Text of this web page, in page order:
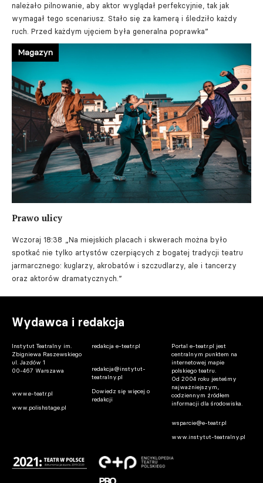
należało pilnowanie, aby aktor wyglądał perfekcyjnie, tak jak
wymagał tego scenariusz. Stało się za kamerą i śledziło każdy
ruch. Przed każdym ujęciem była generalna poprawka”
Prawo ulicy
Wczoraj 18:38
„Na miejskich placach i skwerach można było
spotkać nie tylko artystów czerpiących z bogatej tradycji teatru
jarmarcznego: kuglarzy, akrobatów i szczudlarzy, ale i tancerzy
oraz aktorów dramatycznych.”
Magazyn
Wydawca i redakcja
Instytut Teatralny im.
Zbigniewa Raszewskiego
ul. Jazdów 1
00-467 Warszawa
www.e-teatr.pl
www.polishstage.pl
redakcja e-teatr.pl
redakcja@instytut-
teatralny.pl
Dowiedz się więcej o
redakcji
Portal e-teatr.pl jest
centralnym punktem na
internetowej mapie
polskiego teatru.
Od 2004 roku jesteśmy
najważniejszym,
codziennym źródłem
informacji dla środowiska.
wsparcie@e-teatr.pl
www.instytut-teatralny.pl